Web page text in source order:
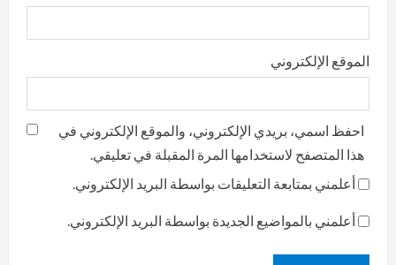
الموقع الإلكتروني
احفظ اسمي، بريدي الإلكتروني، والموقع الإلكتروني في
هذا المتصفح لاستخدامها المرة المقبلة في تعليقي.
أعلمني بمتابعة التعليقات بواسطة البريد الإلكتروني.
أعلمني بالمواضيع الجديدة بواسطة البريد الإلكتروني.